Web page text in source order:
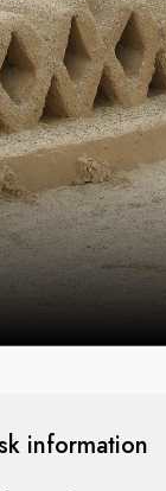
information